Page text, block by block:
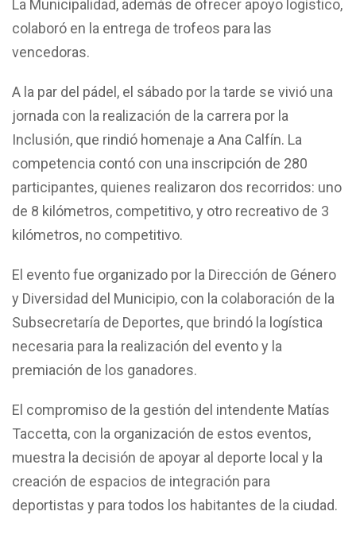
La Municipalidad, además de ofrecer apoyo logístico,
colaboró en la entrega de trofeos para las
vencedoras.
A la par del pádel, el sábado por la tarde se vivió una
jornada con la realización de la carrera por la
Inclusión, que rindió homenaje a Ana Calfín. La
competencia contó con una inscripción de 280
participantes, quienes realizaron dos recorridos: uno
de 8 kilómetros, competitivo, y otro recreativo de 3
kilómetros, no competitivo.
El evento fue organizado por la Dirección de Género
y Diversidad del Municipio, con la colaboración de la
Subsecretaría de Deportes, que brindó la logística
necesaria para la realización del evento y la
premiación de los ganadores.
El compromiso de la gestión del intendente Matías
Taccetta, con la organización de estos eventos,
muestra la decisión de apoyar al deporte local y la
creación de espacios de integración para
deportistas y para todos los habitantes de la ciudad.